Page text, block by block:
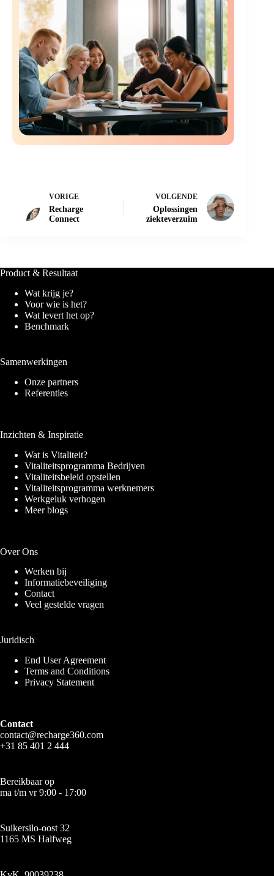
VORIGE
Recharge
Connect
VOLGENDE
Oplossingen
ziekteverzuim
Product & Resultaat
Wat krijg je?
Voor wie is het?
Wat levert het op?
Benchmark
Samenwerkingen
Onze partners
Referenties
Inzichten & Inspiratie
Wat is Vitaliteit?
Vitaliteitsprogramma Bedrijven
Vitaliteitsbeleid opstellen
Vitaliteitsprogramma werknemers
Werkgeluk verhogen
Meer blogs
Over Ons
Werken bij
Informatiebeveiliging
Contact
Veel gestelde vragen
Juridisch
End User Agreement
Terms and Conditions
Privacy Statement
Contact
contact@recharge360.com
+31 85 401 2 444
Bereikbaar op
ma t/m vr 9:00 - 17:00
Suikersilo-oost 32
1165 MS Halfweg